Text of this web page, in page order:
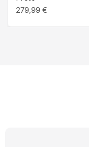
279,99 €